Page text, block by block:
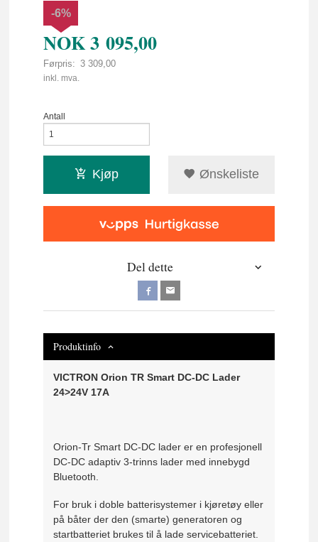
NOK3 095,00
Førpris: 3 309,00
Rabatt
-6%
inkl. mva.
Antall
Kjøp Ønskeliste
Del dette
Produktinfo
VICTRON Orion TR Smart DC-DC Lader
24>24V 17A
Orion-Tr Smart DC-DC lader er en profesjonell
DC-DC adaptiv 3-trinns lader med innebygd
Bluetooth.
For bruk i doble batterisystemer i kjøretøy eller
på båter der den (smarte) generatoren og
startbatteriet brukes til å lade servicebatteriet.